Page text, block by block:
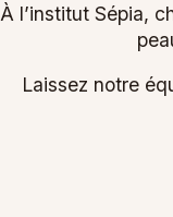
À l’institut Sépia,
Laissez notre